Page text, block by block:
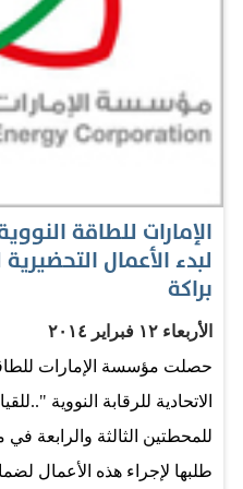
كل مكروه. قرقاش: اختيار
الدكتور أنور قرقاش وزير
للشهيد بأنه اختيار موفق في
العيد الوطني المقبل سيكون
تغريدة لمعاليه، أمس، على
التواصل الاجتماعي «تويتر».
الإمارات للطاقة
براكة
الأربعاء ١٢ فبراير ٢٠١٤
حصلت مؤسسة الإمارات
الاتحادية للرقابة النووية
للمحطتين الثالثة والرابعة
طلبها لإجراء هذه الأعمال